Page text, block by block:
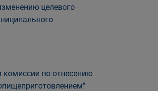
целевого
комиссии по отнесению